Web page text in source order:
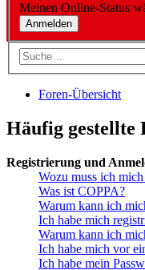
Meinen Online-Status
Foren-Übersicht
Häufig gestellte
Registrierung und
Wozu muss ich
Was ist COPPA?
Warum kann ich
Ich habe mich
Warum kann ich
Ich habe mich vor
Ich habe mein